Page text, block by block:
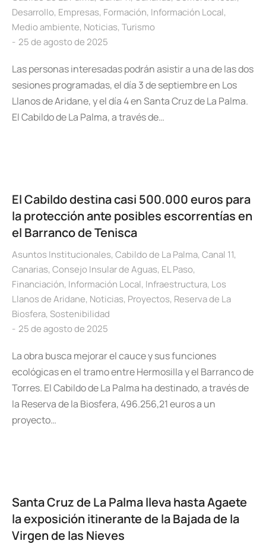
Desarrollo, Empresas, Formación, Información Local,
Medio ambiente, Noticias, Turismo
25 de agosto de 2025
Las personas interesadas podrán asistir a una de las dos
sesiones programadas, el día 3 de septiembre en Los
Llanos de Aridane, y el día 4 en Santa Cruz de La Palma.
El Cabildo de La Palma, a través de…
El Cabildo destina casi 500.000 euros para
la protección ante posibles escorrentías en
el Barranco de Tenisca
Asuntos Institucionales, Cabildo de La Palma, Canal 11,
Canarias, Consejo Insular de Aguas, EL Paso,
Financiación, Información Local, Infraestructura, Los
Llanos de Aridane, Noticias, Proyectos, Reserva de La
Biosfera, Sostenibilidad
25 de agosto de 2025
La obra busca mejorar el cauce y sus funciones
ecológicas en el tramo entre Hermosilla y el Barranco de
Torres. El Cabildo de La Palma ha destinado, a través de
la Reserva de la Biosfera, 496.256,21 euros a un
proyecto…
Santa Cruz de La Palma lleva hasta Agaete
la exposición itinerante de la Bajada de la
Virgen de las Nieves